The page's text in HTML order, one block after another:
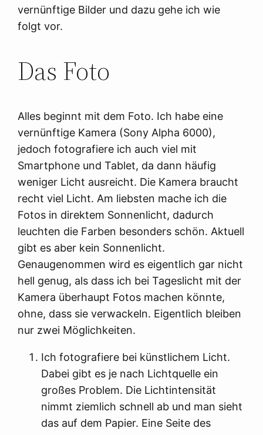
vernünftige Bilder und dazu gehe ich wie
folgt vor.
Das Foto
Alles beginnt mit dem Foto. Ich habe eine
vernünftige Kamera (Sony Alpha 6000),
jedoch fotografiere ich auch viel mit
Smartphone und Tablet, da dann häufig
weniger Licht ausreicht. Die Kamera braucht
recht viel Licht. Am liebsten mache ich die
Fotos in direktem Sonnenlicht, dadurch
leuchten die Farben besonders schön. Aktuell
gibt es aber kein Sonnenlicht.
Genaugenommen wird es eigentlich gar nicht
hell genug, als dass ich bei Tageslicht mit der
Kamera überhaupt Fotos machen könnte,
ohne, dass sie verwackeln. Eigentlich bleiben
nur zwei Möglichkeiten.
Ich fotografiere bei künstlichem Licht.
Dabei gibt es je nach Lichtquelle ein
großes Problem. Die Lichtintensität
nimmt ziemlich schnell ab und man sieht
das auf dem Papier. Eine Seite des